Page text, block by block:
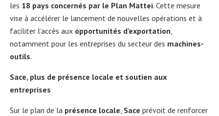
les 18 pays concernés par le Plan Mattei. Cette mesure
vise à accélérer le lancement de nouvelles opérations et à
faciliter l’accès aux opportunités d’exportation,
notamment pour les entreprises du secteur des machines-
outils.
Sace, plus de présence locale et soutien aux
entreprises
Sur le plan de la présence locale, Sace prévoit de renforcer